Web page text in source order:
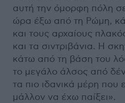
αυτή την όμορφη πόλη
ώρα έξω από τη Ρώμη,
και τους αρχαίους
και τα σιντριβάνια. Η
κάτω από τη βάση του
το μεγάλο άλσος από
τα πιο ιδανικά μέρη που
μάλλον να έχω παίξει».